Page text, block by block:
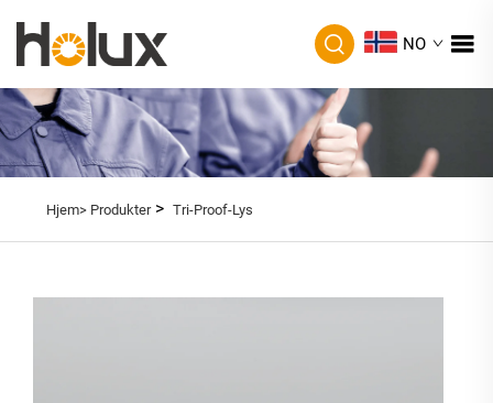
NO
Hjem> Produkter> Tri-Proof-Lys